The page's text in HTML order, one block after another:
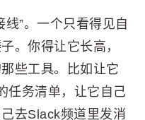
”。一个只看得见自
。你得让它长高，
些工具。比如让它
任务清单，让它自己
去Slack频道里发消